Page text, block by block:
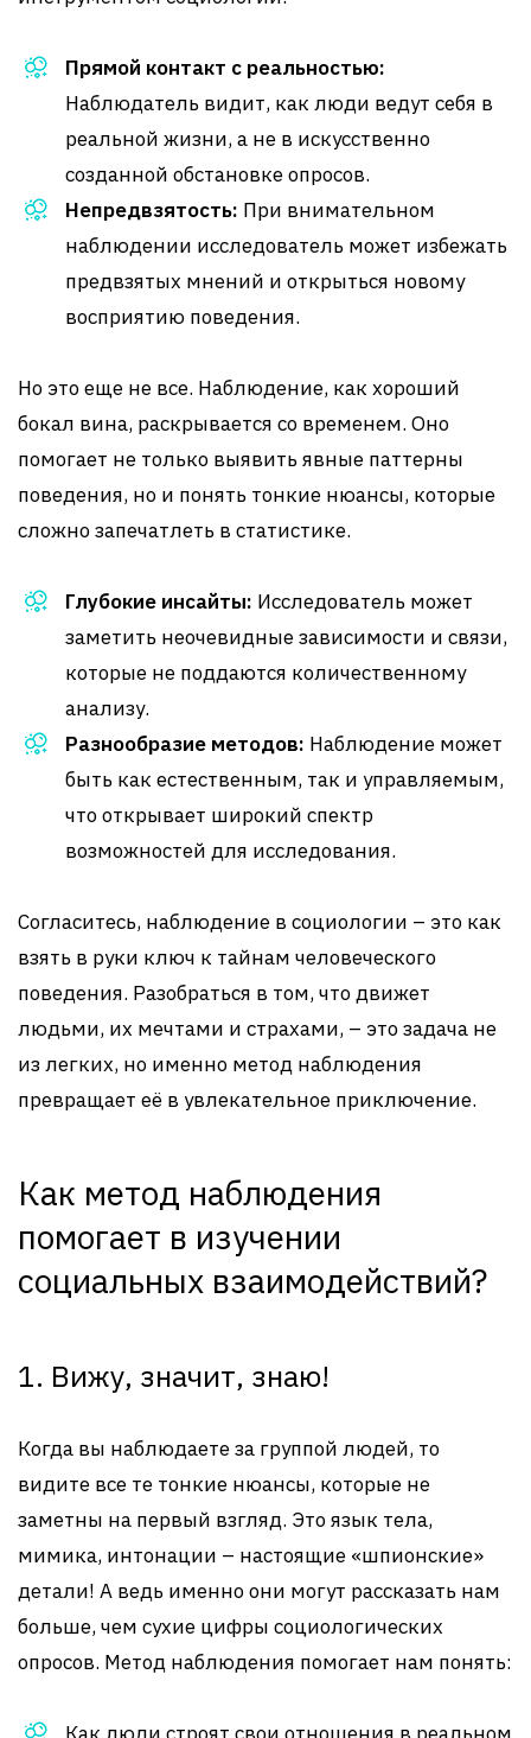
Прямой контакт с реальностью:
Наблюдатель видит, как люди ведут себя в
реальной жизни, а не в искусственно
созданной обстановке опросов.
Непредвзятость: При внимательном
наблюдении исследователь может избежать
предвзятых мнений и открыться новому
восприятию поведения.
Но это еще не все. Наблюдение, как хороший
бокал вина, раскрывается со временем. Оно
помогает не только выявить явные паттерны
поведения, но и понять тонкие нюансы, которые
сложно запечатлеть в статистике.
Глубокие инсайты: Исследователь может
заметить неочевидные зависимости и связи,
которые не поддаются количественному
анализу.
Разнообразие методов: Наблюдение может
быть как естественным, так и управляемым,
что открывает широкий спектр
возможностей для исследования.
Согласитесь, наблюдение в социологии – это как
взять в руки ключ к тайнам человеческого
поведения. Разобраться в том, что движет
людьми, их мечтами и страхами, – это задача не
из легких, но именно метод наблюдения
превращает её в увлекательное приключение.
Как метод наблюдения
помогает в изучении
социальных взаимодействий?
1. Вижу, значит, знаю!
Когда вы наблюдаете за группой людей, то
видите все те тонкие нюансы, которые не
заметны на первый взгляд. Это язык тела,
мимика, интонации – настоящие «шпионские»
детали! А ведь именно они могут рассказать нам
больше, чем сухие цифры социологических
опросов. Метод наблюдения помогает нам понять: